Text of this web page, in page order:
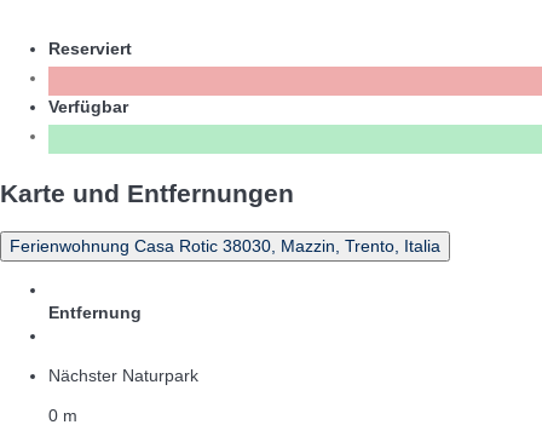
Reserviert
Verfügbar
Karte und Entfernungen
Ferienwohnung Casa Rotic 38030, Mazzin, Trento, Italia
Entfernung
Nächster Naturpark
0 m